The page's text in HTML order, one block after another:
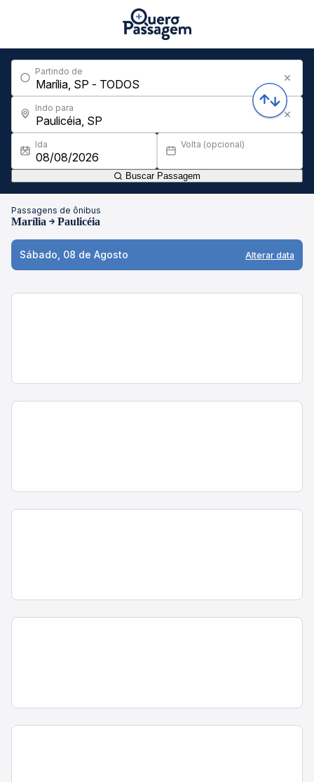
Partindo de
Indo para
Ida Volta (opcional)
Buscar Passagem
Passagens de ônibus
Marília Paulicéia
Sábado, 08 de Agosto Alterar data